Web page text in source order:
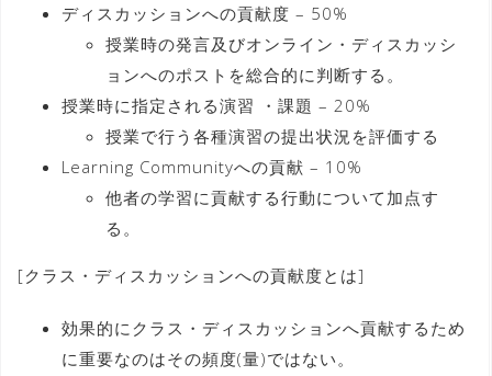
ディスカッションへの貢献度 – 50%
授業時の発言及びオンライン・ディスカッシ
ョンへのポストを総合的に判断する。
授業時に指定される演習 ・課題 – 20%
授業で行う各種演習の提出状況を評価する
Learning Communityへの貢献 – 10%
他者の学習に貢献する行動について加点す
る。
[クラス・ディスカッションへの貢献度とは]
効果的にクラス・ディスカッションへ貢献するため
に重要なのはその頻度(量)ではない。